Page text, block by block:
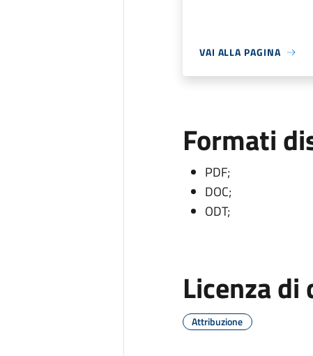
VAI ALLA PAGINA
Formati
PDF;
DOC;
ODT;
Licenza
Attribuzione